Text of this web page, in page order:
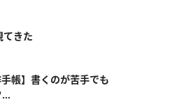
てきた
帳】書くのが苦手でも